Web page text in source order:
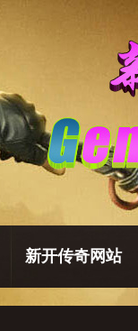
新开传奇网站